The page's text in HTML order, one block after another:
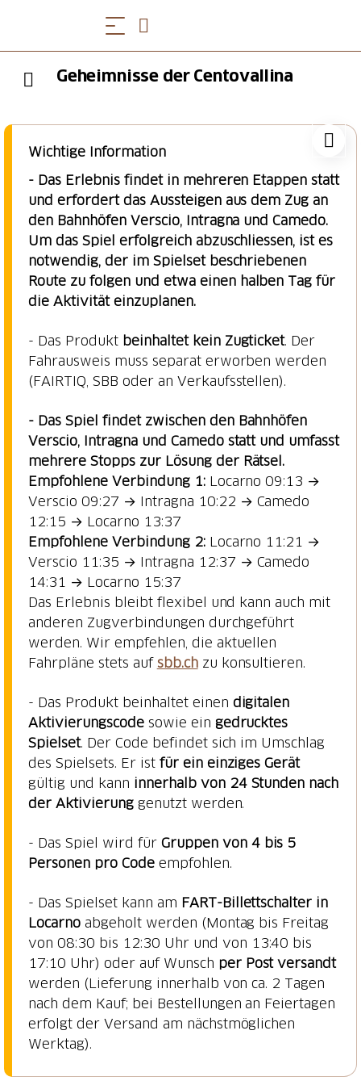
Geheimnisse der Centovallina
Wichtige Information
- Das Erlebnis findet in mehreren Etappen statt
und erfordert das Aussteigen aus dem Zug an
den Bahnhöfen Verscio, Intragna und Camedo.
Um das Spiel erfolgreich abzuschliessen, ist es
notwendig, der im Spielset beschriebenen
Route zu folgen und etwa einen halben Tag für
die Aktivität einzuplanen.
- Das Produkt beinhaltet kein Zugticket. Der
Fahrausweis muss separat erworben werden
(FAIRTIQ, SBB oder an Verkaufsstellen).
- Das Spiel findet zwischen den Bahnhöfen
Verscio, Intragna und Camedo statt und umfasst
mehrere Stopps zur Lösung der Rätsel.
Empfohlene Verbindung 1:Locarno 09:13 →
Verscio 09:27 → Intragna 10:22 → Camedo
Empfohlene Verbindung 2:Locarno 11:21 →
Verscio 11:35 → Intragna 12:37 → Camedo
14:31 → Locarno 15:37
Das Erlebnis bleibt flexibel und kann auch mit
anderen Zugverbindungen durchgeführt
werden. Wir empfehlen, die aktuellen
Fahrpläne stets auf sbb.chzu konsultieren.
- Das Produkt beinhaltet einen digitalen
Aktivierungscodesowie ein gedrucktes
Spielset. Der Code befindet sich im Umschlag
des Spielsets. Er ist für ein einziges Gerät
gültig und kann innerhalb von 24 Stunden nach
der Aktivierunggenutzt werden.
- Das Spiel wird für Gruppen von 4 bis 5
Personen pro Codeempfohlen.
- Das Spielset kann am FART-Billettschalter in
Locarnoabgeholt werden (Montag bis Freitag
von 08:30 bis 12:30 Uhr und von 13:40 bis
17:10 Uhr) oder auf Wunsch per Post versandt
werden (Lieferung innerhalb von ca. 2 Tagen
nach dem Kauf; bei Bestellungen an Feiertagen
erfolgt der Versand am nächstmöglichen
Werktag).